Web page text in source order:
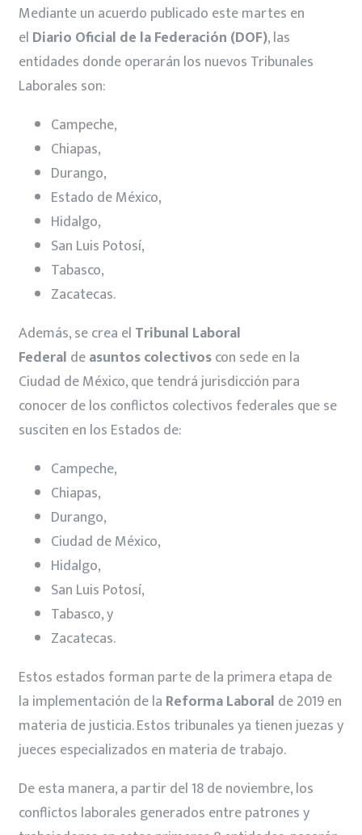
Mediante un acuerdo publicado este martes en
el Diario Oficial de la Federación (DOF), las
entidades donde operarán los nuevos Tribunales
Laborales son:
Campeche,
Chiapas,
Durango,
Estado de México,
Hidalgo,
San Luis Potosí,
Tabasco,
Zacatecas.
Además, se crea el Tribunal Laboral
Federal deasuntos colectivoscon sede en la
Ciudad de México, que tendrá jurisdicción para
conocer de los conflictos colectivos federales que se
susciten en los Estados de:
Campeche,
Chiapas,
Durango,
Ciudad de México,
Hidalgo,
San Luis Potosí,
Tabasco, y
Zacatecas.
Estos estados forman parte de la primera etapa de
la implementación de la Reforma Laboral de 2019 en
materia de justicia. Estos tribunales ya tienen juezas y
jueces especializados en materia de trabajo.
De esta manera, a partir del 18 de noviembre, los
conflictos laborales generados entre patrones y